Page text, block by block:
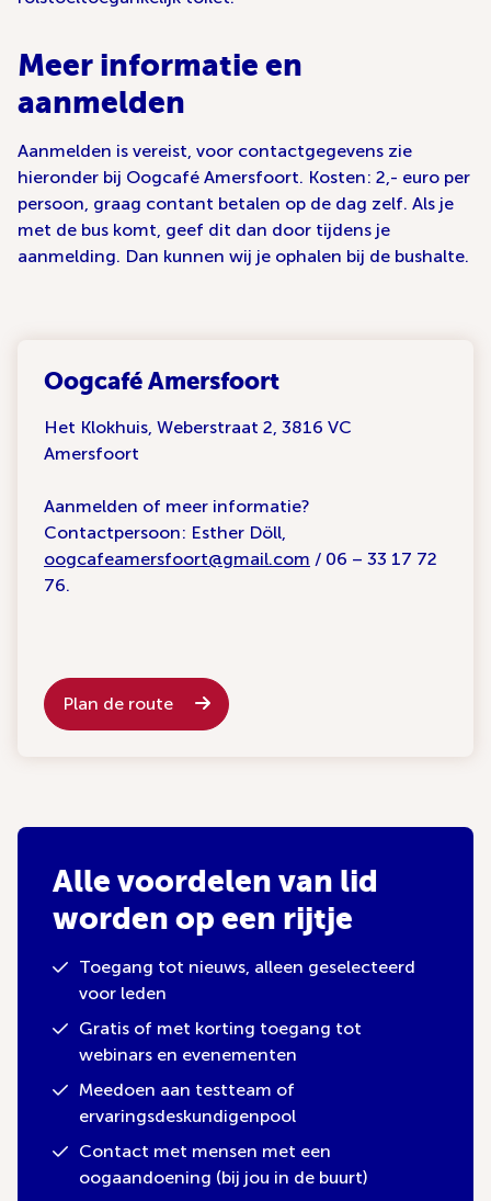
Meer informatie en
aanmelden
Aanmelden is vereist, voor contactgegevens zie
hieronder bij Oogcafé Amersfoort. Kosten: 2,- euro per
persoon, graag contant betalen op de dag zelf. Als je
met de bus komt, geef dit dan door tijdens je
aanmelding. Dan kunnen wij je ophalen bij de bushalte.
Oogcafé Amersfoort
Het Klokhuis, Weberstraat 2, 3816 VC
Amersfoort
Aanmelden of meer informatie?
Contactpersoon: Esther Döll,
oogcafeamersfoort@gmail.com / 06 – 33 17 72
76.
Plan de route
Alle voordelen van lid
worden op een rijtje
Toegang tot nieuws, alleen geselecteerd
voor leden
Gratis of met korting toegang tot
webinars en evenementen
Meedoen aan testteam of
ervaringsdeskundigenpool
Contact met mensen met een
oogaandoening (bij jou in de buurt)